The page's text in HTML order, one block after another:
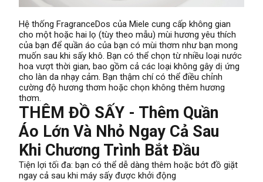
Hệ thống FragranceDos của Miele cung cấp không gian
cho một hoặc hai lọ (tùy theo mẫu) mùi hương yêu thích
của bạn để quần áo của bạn có mùi thơm như bạn mong
muốn sau khi sấy khô. Bạn có thể chọn từ nhiều loại nước
hoa vượt thời gian, bao gồm cả các loại không gây dị ứng
cho làn da nhạy cảm. Bạn thậm chí có thể điều chỉnh
cường độ hương thơm hoặc chọn không thêm hương
thơm.
THÊM ĐỒ SẤY - Thêm Quần
Áo Lớn Và Nhỏ Ngay Cả Sau
Khi Chương Trình Bắt Đầu
Tiện lợi tối đa: bạn có thể dễ dàng thêm hoặc bớt đồ giặt
ngay cả sau khi máy sấy được khởi động